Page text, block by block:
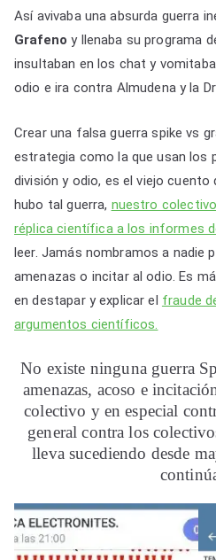
Así avivaba una absurda guerra
Grafeno y llenaba su programa
insultaban en los chat y
odio e ira contra Almudena y la
Crear una falsa guerra spike vs
estrategia como la que usan los
división y odio, es el viejo cuento
hubo tal guerra, nuestro
réplica científica a los informes
leer. Jamás nombramos a nadie
amenazas o incitar al odio. Es
en destapar y explicar el fraude
argumentos científicos.
No existe ninguna guerra
amenazas, acoso e
colectivo y en especial
general contra los
lleva sucediendo desde